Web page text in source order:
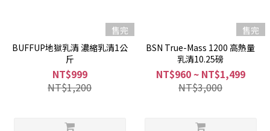
售完
BUFFUP地獄乳清 濃縮乳清1公
斤
NT$999
NT$1,200
售完
BSN True-Mass 1200 高熱量
乳清10.25磅
NT$960 ~ NT$1,499
NT$3,000